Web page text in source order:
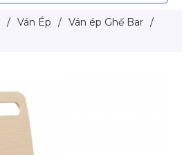
/ Ván Ép / Ván ép Ghế Bar /